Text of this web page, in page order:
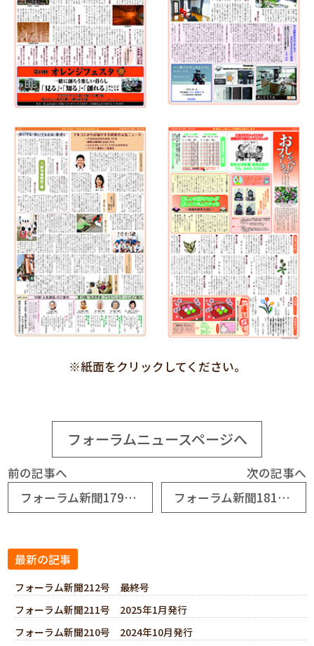
※紙面をクリックしてください。
フォーラムニュースページへ
前の記事へ
フォーラム新聞179号 2017年1月発行
次の記事へ
フォーラム新聞181号 2017年7月発行
最新の記事
フォーラム新聞212号 最終号
フォーラム新聞211号 2025年1月発行
フォーラム新聞210号 2024年10月発行